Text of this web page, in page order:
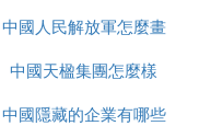
中國人民解放軍怎麼畫
的
中國天楹集團怎麼樣
中國隱藏的企業有哪些